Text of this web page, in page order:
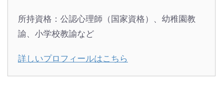
所持資格：公認心理師（国家資格）、幼稚園教
諭、小学校教諭など
詳しいプロフィールはこちら